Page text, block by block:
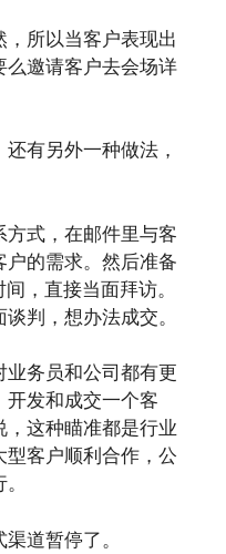
所以当客户表现出
么邀请客户去会场详
有另外一种做法，
方式，在邮件里与客
户的需求。然后准备
，直接当面拜访。
判，想办法成交。
务员和公司都有更
发和成交一个客
，这种瞄准都是行业
型客户顺利合作，公
道暂停了。